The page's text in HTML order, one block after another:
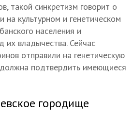
такой синкретизм говорит о
на культурном и генетическом
населения и
их владычества. Сейчас
отправили на генетическую
должна подтвердить имеющиеся
городище